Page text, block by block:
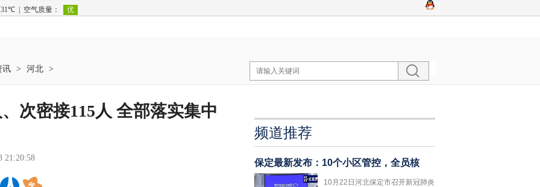
讯 > 河北 >
次密接115人 全部落实集中
21:20:58
频道推荐
保定最新发布：10个小区管控，全员核
10月22日河北保定市召开新冠肺炎